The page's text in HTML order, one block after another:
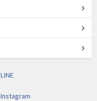
LINE
Instagram